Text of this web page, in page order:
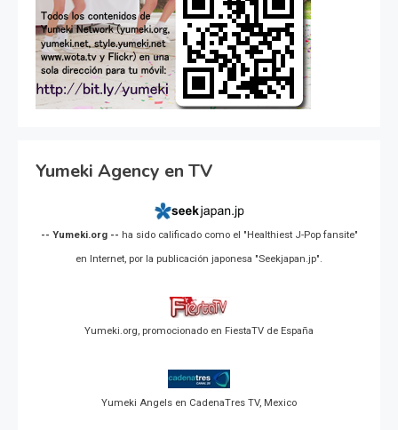
Yumeki Agency en TV
-- Yumeki.org -- ha sido calificado como el "Healthiest J-Pop fansite"
en Internet, por la publicación japonesa "Seekjapan.jp".
Yumeki.org, promocionado en FiestaTV de España
Yumeki Angels en CadenaTres TV, Mexico